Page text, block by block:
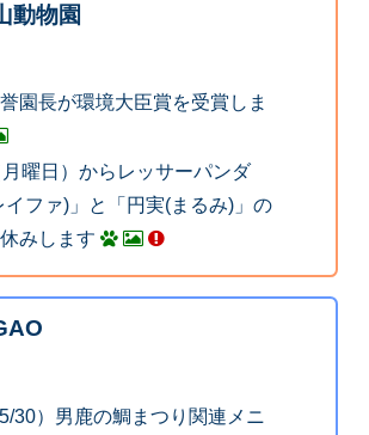
動物園
園長が環境大臣賞を受賞しま
曜日）からレッサーパンダ
イファ)」と「円実(まるみ)」の
みします
5/30）男鹿の鯛まつり関連メニ